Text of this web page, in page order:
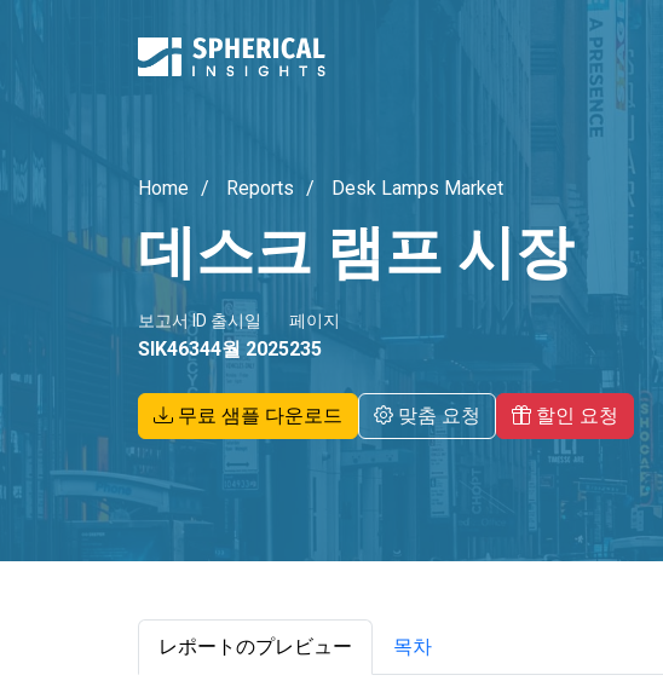
Home Reports Desk Lamps Market
데스크 램프 시장
보고서 ID
SIK4634
출시일
4월 2025
페이지
235
무료 샘플 다운로드 맞춤 요청 할인 요청
レポートのプレビュー 목차